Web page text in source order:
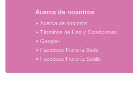
Acerca de nosotros
Acerca de nosotros
Términos de Uso y Condiciones
Google+
Facebook Florería Sode
Facebook Florería Saltillo